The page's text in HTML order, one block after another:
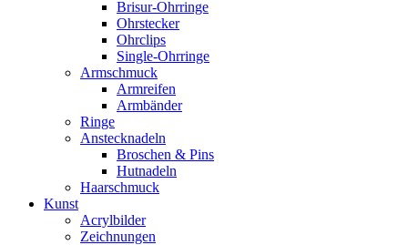
Brisur-Ohrringe
Ohrstecker
Ohrclips
Single-Ohrringe
Armschmuck
Armreifen
Armbänder
Ringe
Anstecknadeln
Broschen & Pins
Hutnadeln
Haarschmuck
Kunst
Acrylbilder
Zeichnungen